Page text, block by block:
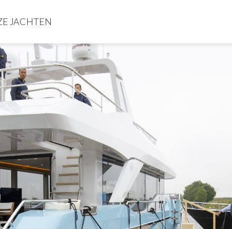
DAG 2021 -
JACHTEN